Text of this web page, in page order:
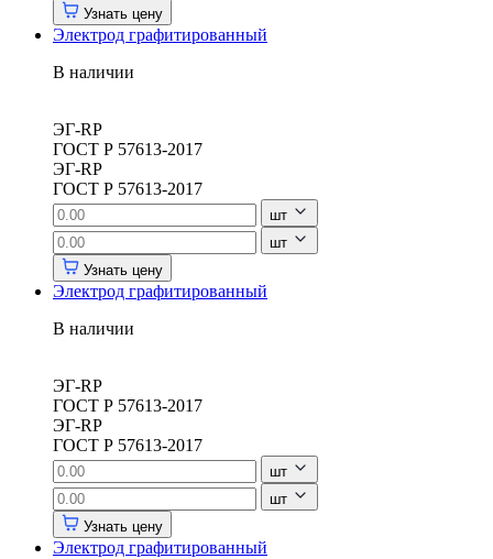
Узнать цену
Электрод графитированный
В наличии
ЭГ-RP
ГОСТ Р 57613-2017
ЭГ-RP
ГОСТ Р 57613-2017
шт
шт
Узнать цену
Электрод графитированный
В наличии
ЭГ-RP
ГОСТ Р 57613-2017
ЭГ-RP
ГОСТ Р 57613-2017
шт
шт
Узнать цену
Электрод графитированный